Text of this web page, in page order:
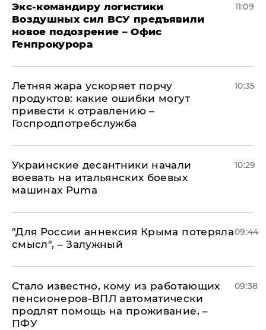
Экс-командиру логистики
Воздушных сил ВСУ предъявили
новое подозрение – Офис
Генпрокурора
11:09
Летняя жара ускоряет порчу
продуктов: какие ошибки могут
привести к отравлению –
Госпродпотребслужба
10:35
Украинские десантники начали
воевать на итальянских боевых
машинах Puma
10:29
"Для России аннексия Крыма потеряла
смысл", – Залужный
09:44
Стало известно, кому из работающих
пенсионеров-ВПЛ автоматически
продлят помощь на проживание, –
ПФУ
09:38